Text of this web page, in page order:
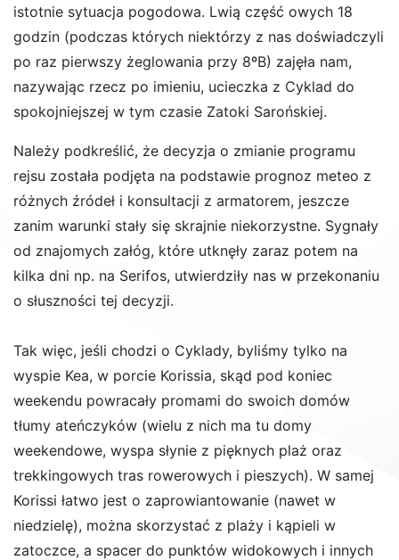
istotnie sytuacja pogodowa. Lwią część owych 18
godzin (podczas których niektórzy z nas doświadczyli
po raz pierwszy żeglowania przy 8ºB) zajęła nam,
nazywając rzecz po imieniu, ucieczka z Cyklad do
spokojniejszej w tym czasie Zatoki Sarońskiej.
Należy podkreślić, że decyzja o zmianie programu
rejsu została podjęta na podstawie prognoz meteo z
różnych źródeł i konsultacji z armatorem, jeszcze
zanim warunki stały się skrajnie niekorzystne. Sygnały
od znajomych załóg, które utknęły zaraz potem na
kilka dni np. na Serifos, utwierdziły nas w przekonaniu
o słuszności tej decyzji.
Tak więc, jeśli chodzi o Cyklady, byliśmy tylko na
wyspie Kea, w porcie Korissia, skąd pod koniec
weekendu powracały promami do swoich domów
tłumy ateńczyków (wielu z nich ma tu domy
weekendowe, wyspa słynie z pięknych plaż oraz
trekkingowych tras rowerowych i pieszych). W samej
Korissi łatwo jest o zaprowiantowanie (nawet w
niedzielę), można skorzystać z plaży i kąpieli w
zatoczce, a spacer do punktów widokowych i innych